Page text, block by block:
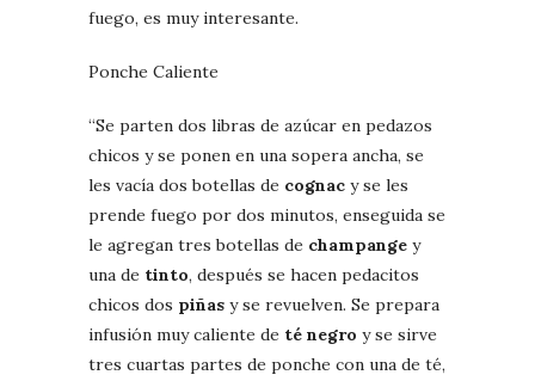
fuego, es muy interesante.
Ponche Caliente
“Se parten dos libras de azúcar en pedazos
chicos y se ponen en una sopera ancha, se
les vacía dos botellas de cognac y se les
prende fuego por dos minutos, enseguida se
le agregan tres botellas de champange y
una de tinto, después se hacen pedacitos
chicos dos piñas y se revuelven. Se prepara
infusión muy caliente de té negro y se sirve
tres cuartas partes de ponche con una de té,